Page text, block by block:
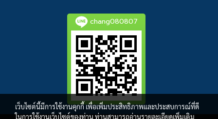
chang080807
เว็บไซต์นี้มีการใช้งานคุกกี้ เพื่อเพิ่มประสิทธิภาพและประสบการณ์ที่ดี
ในการใช้งานเว็บไซต์ของท่าน ท่านสามารถอ่านรายละเอียดเพิ่มเติม